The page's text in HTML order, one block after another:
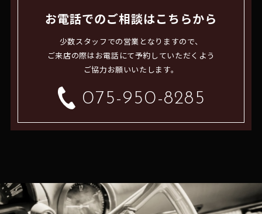
お電話でのご相談はこちらから
少数スタッフでの営業となりますので、
ご来店の際はお電話にて予約していただくよう
ご協力お願いいたします。
075-950-8285